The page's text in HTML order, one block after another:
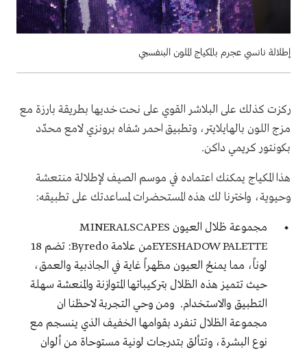
إطلالة نانسي عجرم بالمكياج الملون البنفسجي
ركزت كذلك على البلاشر القوي على نحت خديها بطريقة بارزة مع
مزج اللون بالهايلايتر، وتطبيق احمر شفاه برونزي لامع محدّد
بكونتور كريمي داكن.
هذا المكياج يمكنك اعتماده في موسم الصيف لإطلالة منتعشة
وحيوية، واخترنا لك هذه المستحضرات لمساعدتك على تطبيقه:
مجموعة ظلال العيون MINERALSCAPES
EYESHADOW PALETTEمن علامة Byredo: تضم 18
لوناً، مما يمنحُ العيون مظهراً غاية في الجاذبية والعمق،
حيث تتميز هذه الظلال بتركيباتها المتوازنة والمنعشة سهلة
التطبيق والاستخدام. ومن وحي التجربة لاحظنا ان
مجموعة الظلال تنفرد بقوامها الخفيف الذي ينسجم مع
نوع البشرة، وتتألق بتدرجات لونية مستوحاة من ألوان